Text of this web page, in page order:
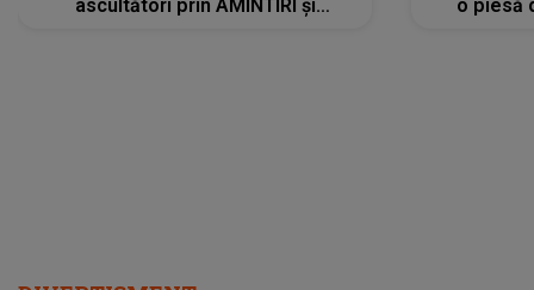
ascultători prin AMINTIRI și
o piesă